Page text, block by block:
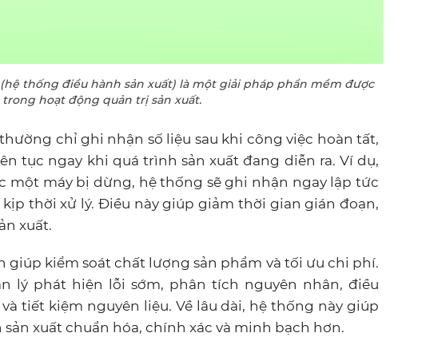
thống điều hành sản xuất) là một giải pháp phần mềm được
hoạt động quản trị sản xuất.
chỉ ghi nhận số liệu sau khi công việc hoàn tất,
tục ngay khi quá trình sản xuất đang diễn ra. Ví dụ,
một máy bị dừng, hệ thống sẽ ghi nhận ngay lập tức
thời xử lý. Điều này giúp giảm thời gian gián đoạn,
xuất.
giúp kiểm soát chất lượng sản phẩm và tối ưu chi phí.
lý phát hiện lỗi sớm, phân tích nguyên nhân, điều
tiết kiệm nguyên liệu. Về lâu dài, hệ thống này giúp
xuất chuẩn hóa, chính xác và minh bạch hơn.